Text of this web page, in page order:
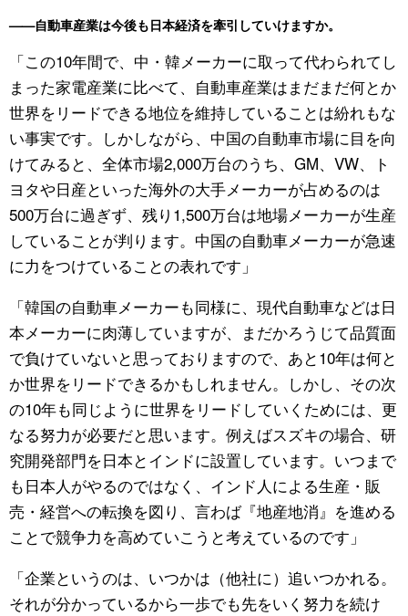
——自動車産業は今後も日本経済を牽引していけますか。
「この10年間で、中・韓メーカーに取って代わられてし
まった家電産業に比べて、自動車産業はまだまだ何とか
世界をリードできる地位を維持していることは紛れもな
い事実です。しかしながら、中国の自動車市場に目を向
けてみると、全体市場2,000万台のうち、GM、VW、ト
ヨタや日産といった海外の大手メーカーが占めるのは
500万台に過ぎず、残り1,500万台は地場メーカーが生産
していることが判ります。中国の自動車メーカーが急速
に力をつけていることの表れです」
「韓国の自動車メーカーも同様に、現代自動車などは日
本メーカーに肉薄していますが、まだかろうじて品質面
で負けていないと思っておりますので、あと10年は何と
か世界をリードできるかもしれません。しかし、その次
の10年も同じように世界をリードしていくためには、更
なる努力が必要だと思います。例えばスズキの場合、研
究開発部門を日本とインドに設置しています。いつまで
も日本人がやるのではなく、インド人による生産・販
売・経営への転換を図り、言わば『地産地消』を進める
ことで競争力を高めていこうと考えているのです」
「企業というのは、いつかは（他社に）追いつかれる。
それが分かっているから一歩でも先をいく努力を続け